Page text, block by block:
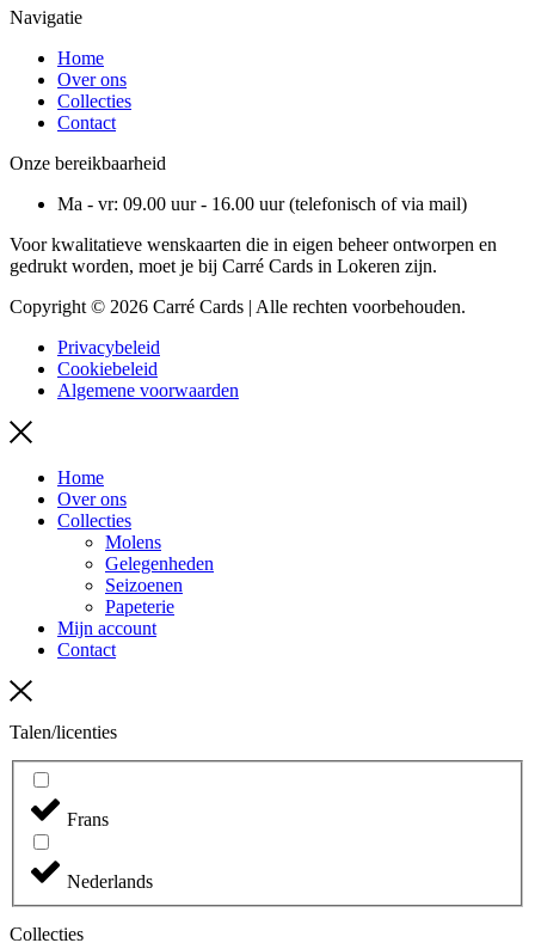
Navigatie
Home
Over ons
Collecties
Contact
Onze bereikbaarheid
Ma - vr: 09.00 uur - 16.00 uur (telefonisch of via mail)
Voor kwalitatieve wenskaarten die in eigen beheer ontworpen en
gedrukt worden, moet je bij Carré Cards in Lokeren zijn.
Copyright © 2026 Carré Cards | Alle rechten voorbehouden.
Privacybeleid
Cookiebeleid
Algemene voorwaarden
Menu
Home
Over ons
Collecties
Molens
Gelegenheden
Seizoenen
Papeterie
Mijn account
Contact
Talen/licenties
Frans
Nederlands
Collecties